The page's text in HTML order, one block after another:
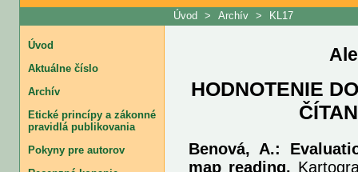
Úvod > Archív > KL17
Úvod
Aktuálne číslo
Archív
Etické princípy a zákonné
pravidlá publikovania
Pokyny pre autorov
HODNOTENIE
Benová, A.:
map reading.